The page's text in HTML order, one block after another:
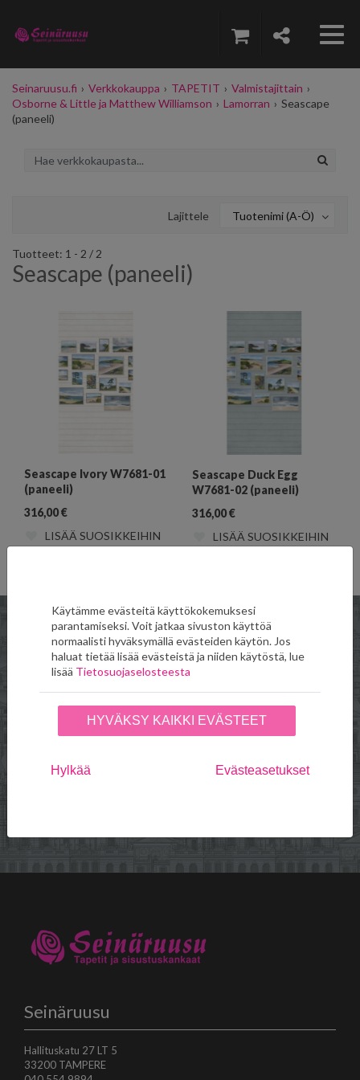
Seinaruusu.fi › Verkkokauppa › TAPETIT › Valmistajittain ›
Osborne & Little ja Matthew Williamson › Lamorran › Seascape
(paneeli)
Lajittele Tuotenimi (A-Ö)
Tuotteet: 1 - 2 / 2
Seascape (paneeli)
Seascape Ivory W7681-01
(paneeli)
316,00€
LISÄÄ SUOSIKKEIHIN
Seascape Duck Egg
W7681-02 (paneeli)
316,00€
LISÄÄ SUOSIKKEIHIN
Verkkokauppa
Toimitus- ja
Seinäruusu
Palvelut
Seinäruusu
Hallituskatu 27 LT 5
33200 TAMPERE
Käytämme evästeitä käyttökokemuksesi
parantamiseksi. Voit jatkaa sivuston käyttöä
normaalisti hyväksymällä evästeiden käytön. Jos
haluat tietää lisää evästeistä ja niiden käytöstä, lue
lisää Tietosuojaselosteesta
HYVÄKSY KAIKKI EVÄSTEET
Hylkää Evästeasetukset